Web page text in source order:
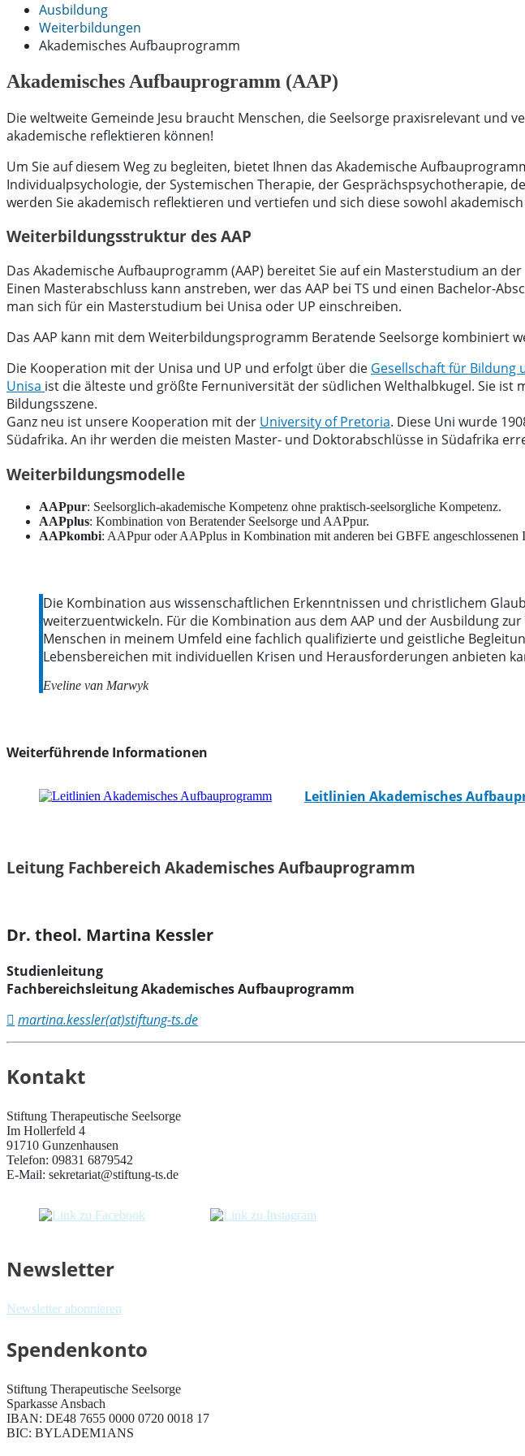
Ausbildung
Weiterbildungen
Akademisches Aufbauprogramm
Akademisches Aufbauprogramm (AAP)
Die weltweite Gemeinde Jesu braucht Menschen, die Seelsorge praxisrelevant
akademische reflektieren können!
Um Sie auf diesem Weg zu begleiten, bietet Ihnen das Akademische
Individualpsychologie, der Systemischen Therapie, der Gesprächspsychotherapie,
werden Sie akademisch reflektieren und vertiefen und sich diese sowohl
Weiterbildungsstruktur des AAP
Das Akademische Aufbauprogramm (AAP) bereitet Sie auf ein Masterstudium an
Einen Masterabschluss kann anstreben, wer das AAP bei TS und einen Bachelor-
man sich für ein Masterstudium bei Unisa oder UP einschreiben.
Das AAP kann mit dem Weiterbildungsprogramm Beratende Seelsorge kombiniert
Die Kooperation mit der Unisa und UP und erfolgt über die Gesellschaft für Bildung
Unisa ist die älteste und größte Fernuniversität der südlichen Welthalbkugel. Sie ist
Bildungsszene.
Ganz neu ist unsere Kooperation mit der University of Pretoria. Diese Uni wurde
Südafrika. An ihr werden die meisten Master- und Doktorabschlüsse in Südafrika
Weiterbildungsmodelle
AAPpur: Seelsorglich-akademische Kompetenz ohne praktisch-seelsorgliche Kompetenz.
AAPplus: Kombination von Beratender Seelsorge und AAPpur.
AAPkombi: AAPpur oder AAPplus in Kombination mit anderen bei GBFE angeschlossenen
Die Kombination aus wissenschaftlichen Erkenntnissen und christlichem
weiterzuentwickeln. Für die Kombination aus dem AAP und der Ausbildung
Menschen in meinem Umfeld eine fachlich qualifizierte und geistliche
Lebensbereichen mit individuellen Krisen und Herausforderungen anbieten
Eveline van Marwyk
Weiterführende Informationen
Leitlinien Akademisches
Leitung Fachbereich Akademisches Aufbauprogramm
Dr. theol. Martina Kessler
Studienleitung
Fachbereichs­leitung Akademisches Aufbauprogramm
martina.kessler(at)stiftung-ts.de
Kontakt
Stiftung Therapeutische Seelsorge
Im Hollerfeld 4
91710 Gunzenhausen
Telefon: 09831 6879542
E-Mail: sekretariat@stiftung-ts.de
Newsletter
Newsletter abonnieren
Spendenkonto
Stiftung Therapeutische Seelsorge
Sparkasse Ansbach
IBAN: DE48 7655 0000 0720 0018 17
BIC: BYLADEM1ANS